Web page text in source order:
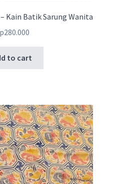
Kain Batik Sarung Wanita
280.000
to cart